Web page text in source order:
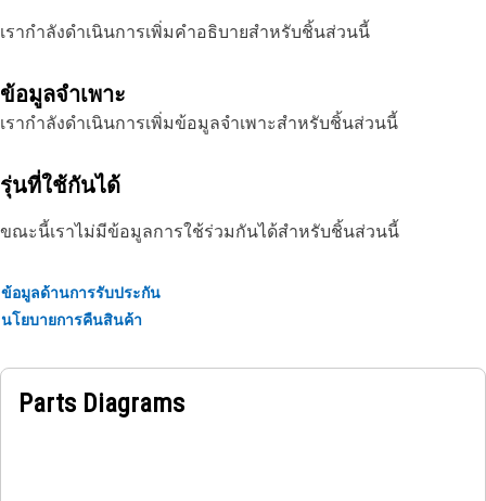
เรากำลังดำเนินการเพิ่มคำอธิบายสำหรับชิ้นส่วนนี้
ข้อมูลจำเพาะ
เรากำลังดำเนินการเพิ่มข้อมูลจำเพาะสำหรับชิ้นส่วนนี้
รุ่นที่ใช้กันได้
ขณะนี้เราไม่มีข้อมูลการใช้ร่วมกันได้สำหรับชิ้นส่วนนี้
ข้อมูลด้านการรับประกัน
นโยบายการคืนสินค้า
Parts Diagrams